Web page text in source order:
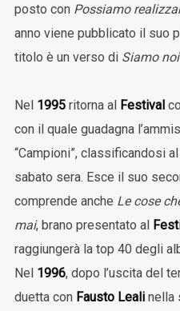
posto con Possiamo
anno viene pubblicato il suo
titolo è un verso di Siamo
Nel 1995ritorna al Festival
con il quale guadagna
“Campioni”, classificandosi
sabato sera. Esce il suo
comprende anche Le cose
mai, brano presentato al
raggiungerà la top 40 degli
Nel 1996, dopo l’uscita del
duetta con Fausto Lealinella